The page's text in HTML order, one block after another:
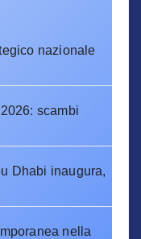
nazionale
scambi
Dhabi inaugura,
nella